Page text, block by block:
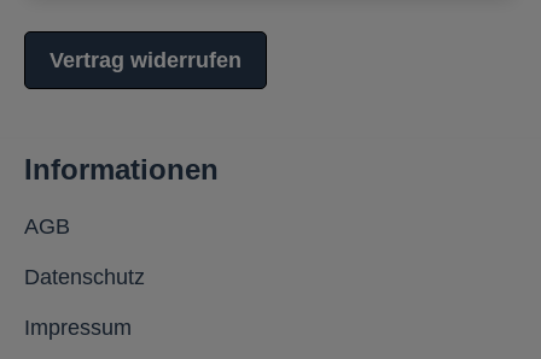
Vertrag widerrufen
Informationen
AGB
Datenschutz
Impressum